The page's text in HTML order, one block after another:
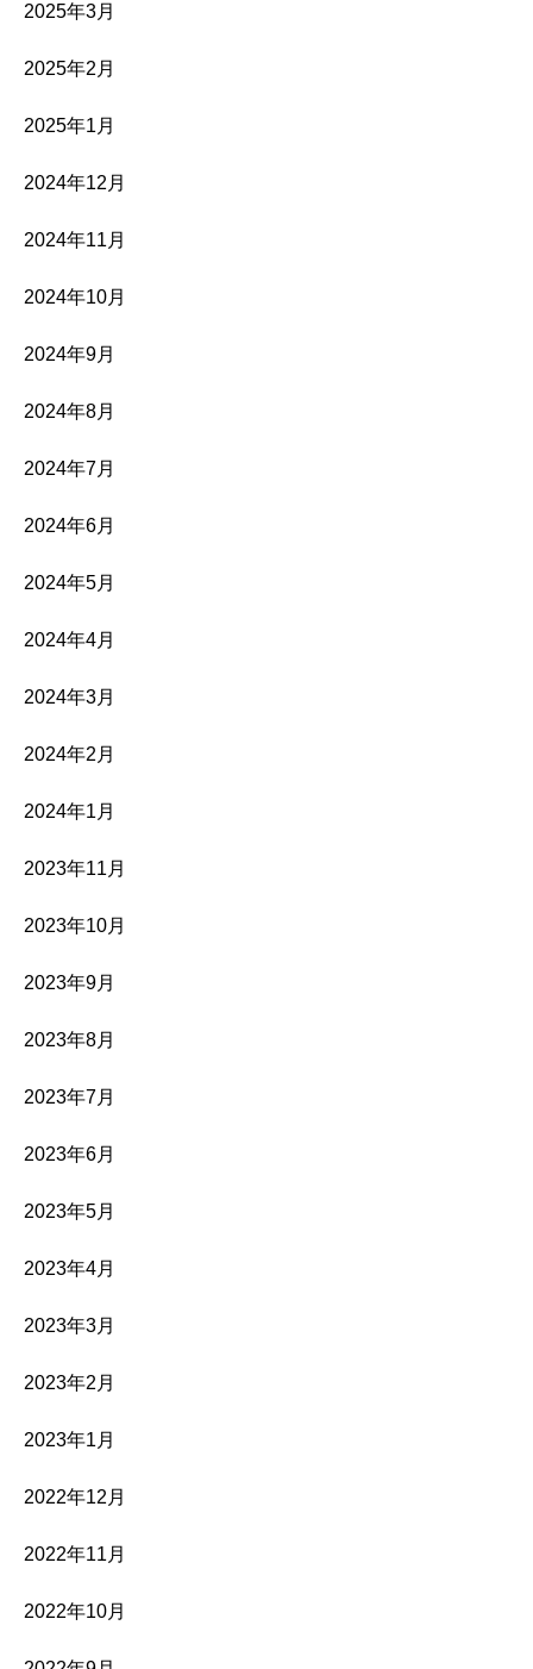
2025年3月
2025年2月
2025年1月
2024年12月
2024年11月
2024年10月
2024年9月
2024年8月
2024年7月
2024年6月
2024年5月
2024年4月
2024年3月
2024年2月
2024年1月
2023年11月
2023年10月
2023年9月
2023年8月
2023年7月
2023年6月
2023年5月
2023年4月
2023年3月
2023年2月
2023年1月
2022年12月
2022年11月
2022年10月